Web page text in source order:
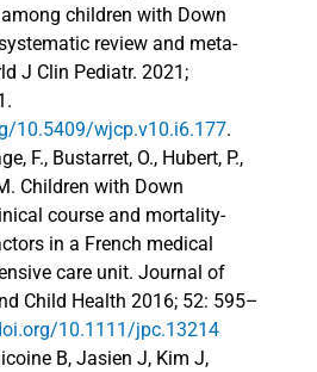
children with Down
review and meta-
J Clin Pediatr. 2021;
10.5409/wjcp.v10.i6.177.
F., Bustarret, O., Hubert, P.,
Children with Down
course and mortality-
in a French medical
care unit. Journal of
Child Health 2016; 52: 595–
10.1111/jpc.13214
B, Jasien J, Kim J,